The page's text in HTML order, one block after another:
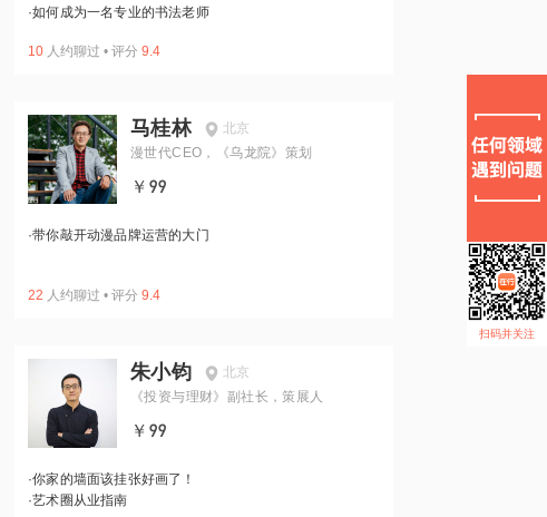
·如何成为一名专业的书法老师
10 人约聊过 • 评分 9.4
马桂林
北京
漫世代CEO，《乌龙院》策划
￥99
·带你敲开动漫品牌运营的大门
22 人约聊过 • 评分 9.4
朱小钧
北京
《投资与理财》副社长，策展人
￥99
·你家的墙面该挂张好画了！
·艺术圈从业指南
扫码并关注